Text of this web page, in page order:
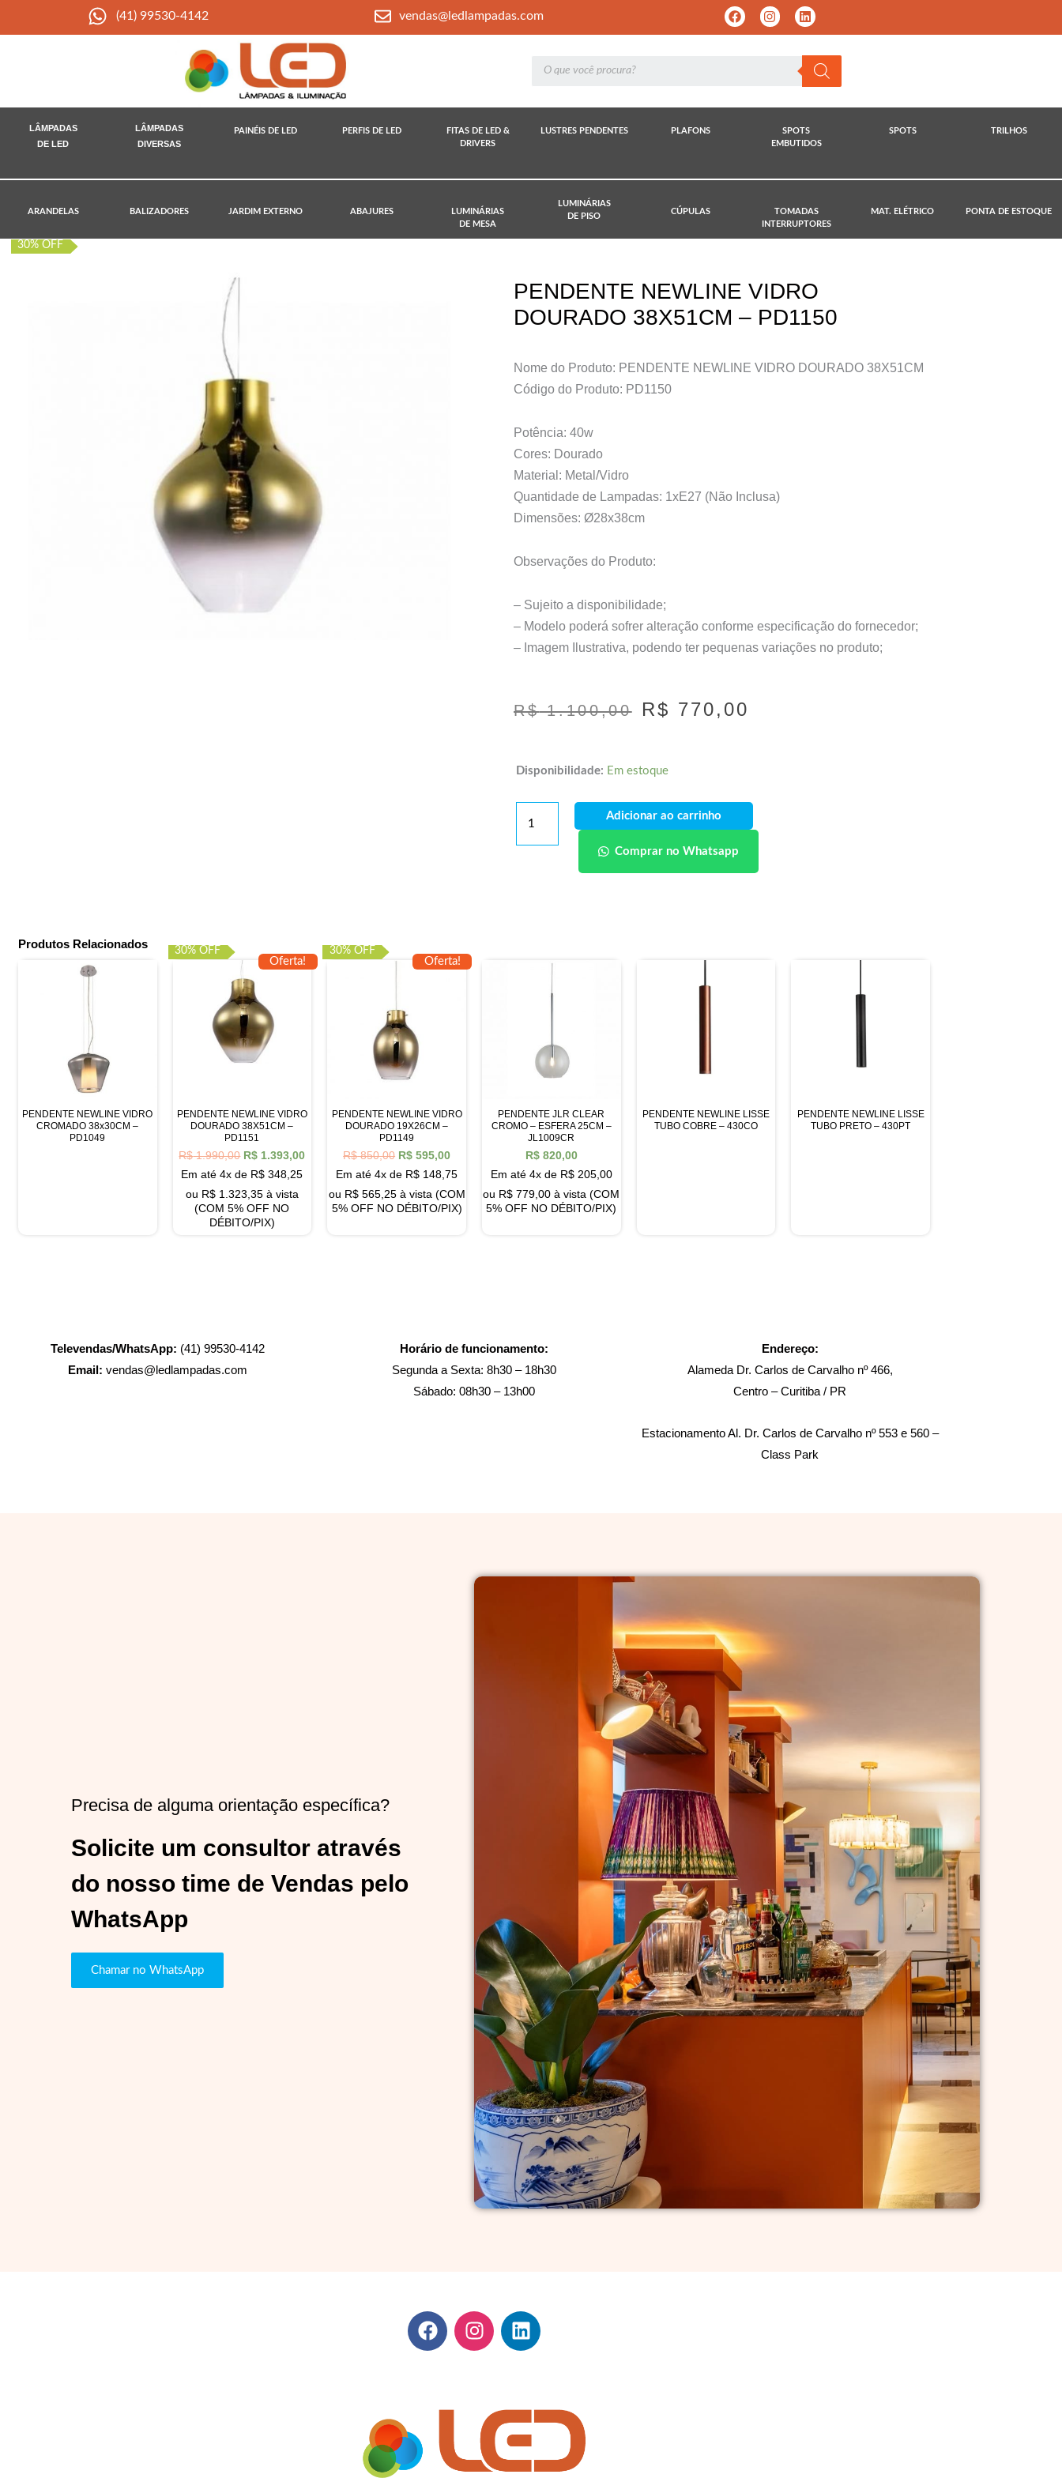
(41) 99530-4142 vendas@ledlampadas.com
LÂMPADAS
DE LED
LÂMPADAS
DIVERSAS
PAINÉIS DE LED PERFIS DE LED
FITAS DE LED &
DRIVERS
LUSTRES PENDENTES PLAFONS
SPOTS
EMBUTIDOS
SPOTS TRILHOS
ARANDELAS BALIZADORES JARDIM EXTERNO ABAJURES
LUMINÁRIAS
DE MESA
LUMINÁRIAS
DE PISO
CÚPULAS
TOMADAS
INTERRUPTORES
MAT. ELÉTRICO PONTA DE ESTOQUE
30% OFF
PENDENTE NEWLINE VIDRO
DOURADO 38X51CM – PD1150
Nome do Produto: PENDENTE NEWLINE VIDRO DOURADO 38X51CM
Código do Produto: PD1150
Potência: 40w
Cores: Dourado
Material: Metal/Vidro
Quantidade de Lampadas: 1xE27 (Não Inclusa)
Dimensões: Ø28x38cm
Observações do Produto:
– Sujeito a disponibilidade;
– Modelo poderá sofrer alteração conforme especificação do fornecedor;
– Imagem Ilustrativa, podendo ter pequenas variações no produto;
R$1.100,00 R$ 770,00
Disponibilidade: Em estoque
Adicionar ao carrinho
Comprar no Whatsapp
Produtos Relacionados
PENDENTE NEWLINE VIDRO
CROMADO 38x30CM –
PD1049
Oferta!
30% OFF
PENDENTE NEWLINE VIDRO
DOURADO 38X51CM –
PD1151
R$1.990,00 R$ 1.393,00
Em até 4x de R$ 348,25
ou R$1.323,35 à vista
(COM 5% OFF NO
DÉBITO/PIX)
Oferta!
30% OFF
PENDENTE NEWLINE VIDRO
DOURADO 19X26CM –
PD1149
R$850,00 R$ 595,00
Em até 4x de R$ 148,75
ou R$565,25 à vista (COM
5% OFF NO DÉBITO/PIX)
PENDENTE JLR CLEAR
CROMO – ESFERA 25CM –
JL1009CR
R$820,00
Em até 4x de R$205,00
ou R$ 779,00 à vista (COM
5% OFF NO DÉBITO/PIX)
PENDENTE NEWLINE LISSE
TUBO COBRE – 430CO
PENDENTE NEWLINE LISSE
TUBO PRETO – 430PT
Televendas/WhatsApp: (41) 99530-4142
Email: vendas@ledlampadas.com
Horário de funcionamento:
Segunda a Sexta: 8h30 – 18h30
Sábado: 08h30 – 13h00
Endereço:
Alameda Dr. Carlos de Carvalho nº 466,
Centro – Curitiba / PR
Estacionamento Al. Dr. Carlos de Carvalho nº 553 e 560 –
Class Park
Precisa de alguma orientação específica?
Solicite um consultor através
do nosso time de Vendas pelo
WhatsApp
Chamar no WhatsApp